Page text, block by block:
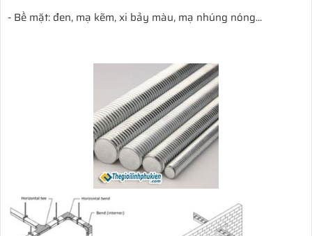
- Bề mặt: đen, mạ kẽm, xi bảy màu, mạ nhúng nóng...